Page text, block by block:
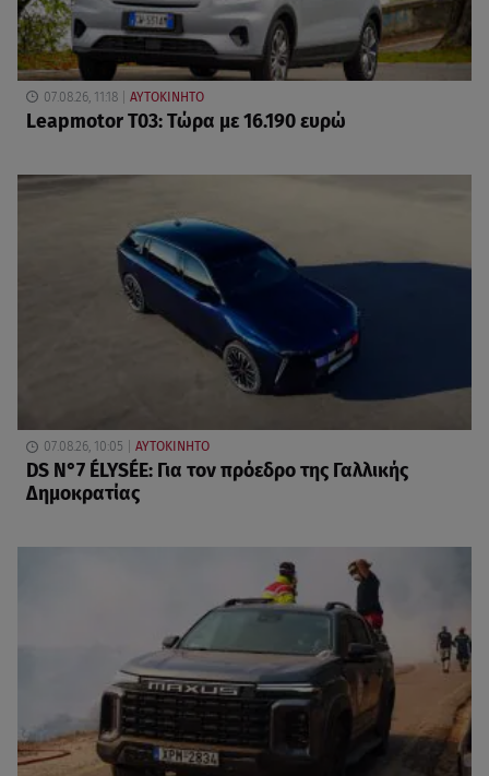
07.08.26, 11:18 ΑΥΤΟΚΙΝΗΤΟ
Leapmotor T03: Τώρα με 16.190 ευρώ
07.08.26, 10:05 ΑΥΤΟΚΙΝΗΤΟ
DS N°7 ÉLYSÉE: Για τον πρόεδρο της Γαλλικής
Δημοκρατίας